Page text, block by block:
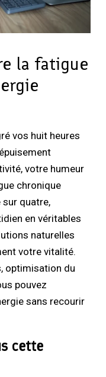
la fatigue
vos huit heures
votre humeur
chronique
sur quatre,
en véritables
naturelles
votre vitalité.
optimisation du
pouvez
sans recourir
cette